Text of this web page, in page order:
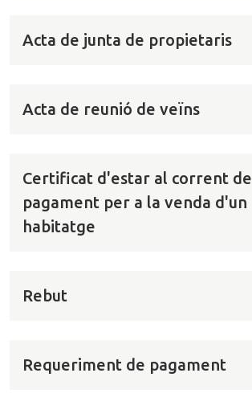
Acta de junta de propietaris
Acta de reunió de veïns
Certificat d'estar al corrent de
pagament per a la venda d'un
habitatge
Rebut
Requeriment de pagament